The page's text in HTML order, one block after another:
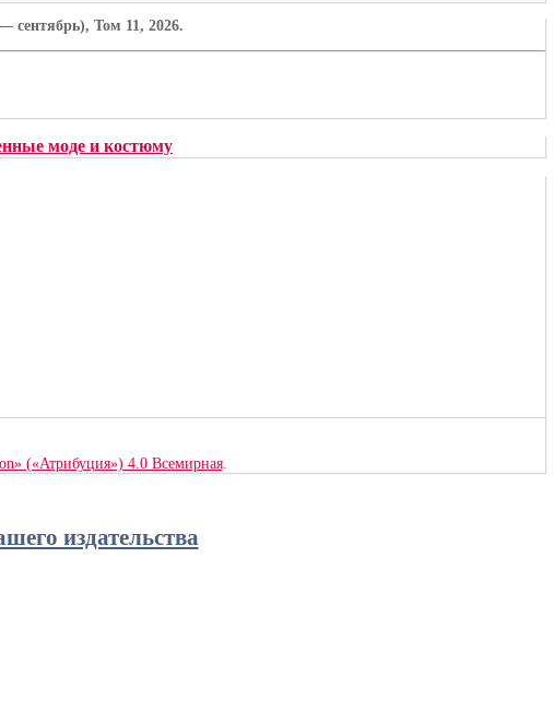
сентябрь), Том 11, 2026.
моде и костюму
(«Атрибуция») 4.0 Всемирная.
издательства